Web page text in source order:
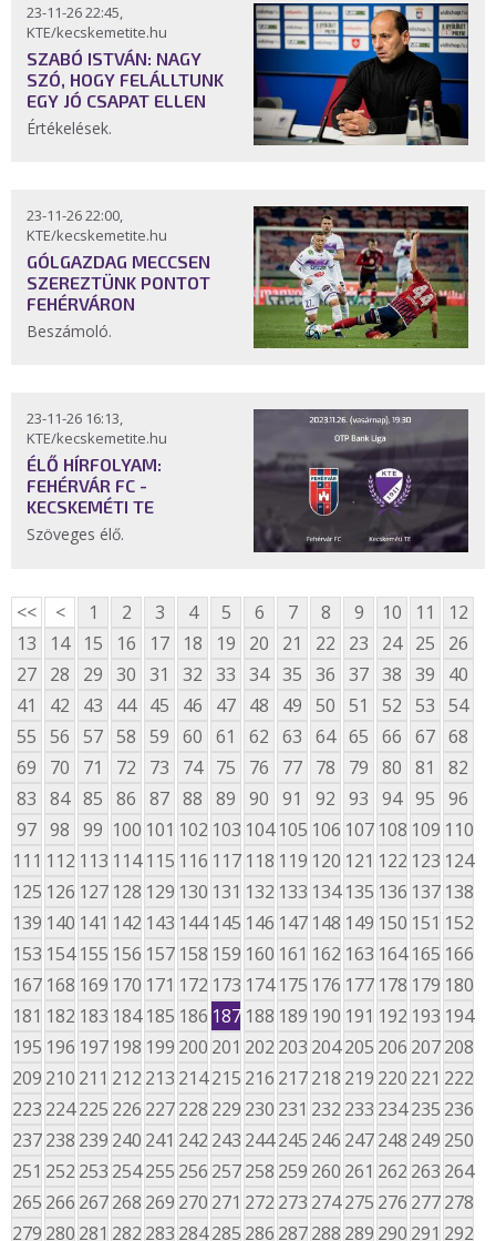
23-11-26 22:45,
KTE/kecskemetite.hu
SZABÓ ISTVÁN: NAGY
SZÓ, HOGY FELÁLLTUNK
EGY JÓ CSAPAT ELLEN
Értékelések.
23-11-26 22:00,
KTE/kecskemetite.hu
GÓLGAZDAG MECCSEN
SZEREZTÜNK PONTOT
FEHÉRVÁRON
Beszámoló.
23-11-26 16:13,
KTE/kecskemetite.hu
ÉLŐ HÍRFOLYAM:
FEHÉRVÁR FC -
KECSKEMÉTI TE
Szöveges élő.
<< < 1 2 3 4 5 6 7 8 9 10 11
12
13
14 15 16 17 18 19 20 21 22 23 24 25
26
27 28 29 30 31 32 33 34 35 36 37 38 39
40
41
42 43 44 45 46 47 48 49 50 51 52 53 54
55 56 57 58 59 60 61 62 63 64 65 66 67 68
69
70 71 72 73 74 75 76 77 78 79 80 81
82
83 84 85 86 87 88 89 90 91 92 93 94 95 96
97 98 99 100 101 102 103 104 105 106 107 108 109 110
111 112 113 114 115 116 117 118 119 120 121 122 123 124
125 126 127 128 129 130 131 132 133 134 135 136 137 138
139 140 141 142 143 144 145 146 147 148 149 150 151 152
153 154 155 156 157 158 159 160 161 162 163 164 165 166
167 168 169 170 171 172 173 174 175 176 177 178 179 180
181 182 183 184 185 186 187 188 189 190 191 192 193 194
195 196 197 198 199 200 201 202 203 204205 206 207208
209 210 211 212 213 214215 216 217218 219 220 221 222
223 224225 226 227228 229 230 231 232 233 234235 236
237238 239 240 241 242 243 244245 246 247248 249 250
251 252 253 254255 256 257258 259 260 261 262 263 264
265 266 267268 269 270 271 272 273 274275 276 277278
279 280 281 282 283 284285 286 287288 289 290 291 292